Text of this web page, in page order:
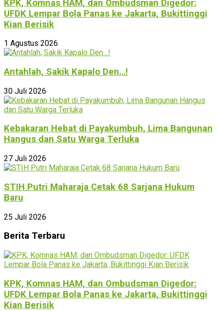
KPK, Komnas HAM, dan Ombudsman Digedor:
UFDK Lempar Bola Panas ke Jakarta, Bukittinggi
Kian Berisik
1 Agustus 2026
Antahlah, Sakik Kapalo Den…!
30 Juli 2026
Kebakaran Hebat di Payakumbuh, Lima Bangunan
Hangus dan Satu Warga Terluka
27 Juli 2026
STIH Putri Maharaja Cetak 68 Sarjana Hukum
Baru
25 Juli 2026
Berita Terbaru
KPK, Komnas HAM, dan Ombudsman Digedor:
UFDK Lempar Bola Panas ke Jakarta, Bukittinggi
Kian Berisik